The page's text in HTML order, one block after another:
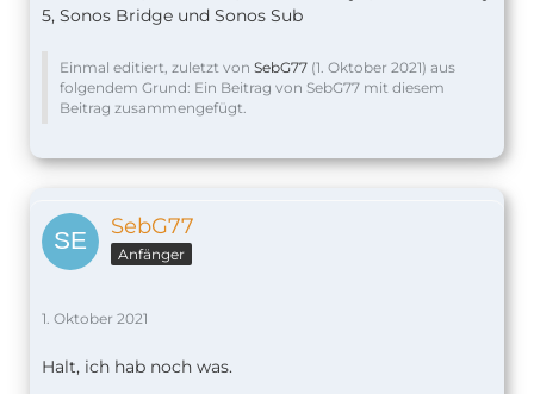
5, Sonos Bridge und Sonos Sub
Einmal editiert, zuletzt von SebG77 (1. Oktober 2021) aus
folgendem Grund: Ein Beitrag von SebG77 mit diesem
Beitrag zusammengefügt.
SebG77
Anfänger
1. Oktober 2021
Halt, ich hab noch was.